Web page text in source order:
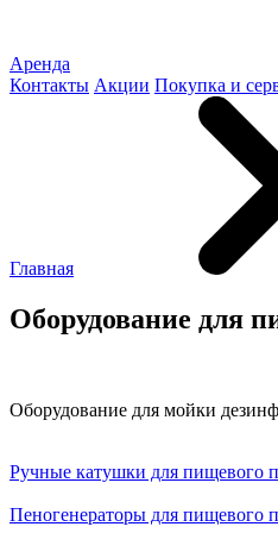
Аренда
Контакты Акции Покупка и
Главная
Оборудование для
Оборудование для мойки
Ручные катушки для пищевого
Пеногенераторы для пищевого